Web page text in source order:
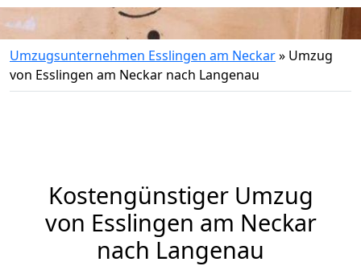
Umzugsunternehmen Esslingen am Neckar» Umzug
von Esslingen am Neckar nach Langenau
Kostengünstiger Umzug
von Esslingen am Neckar
nach Langenau